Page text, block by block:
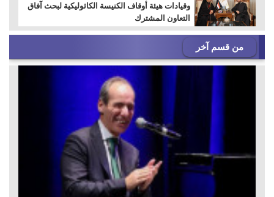
وقيادات هيئة أوقاف الكنيسة الكاثوليكية لبحث آفاق
التعاون المشترك
من قسم آخر